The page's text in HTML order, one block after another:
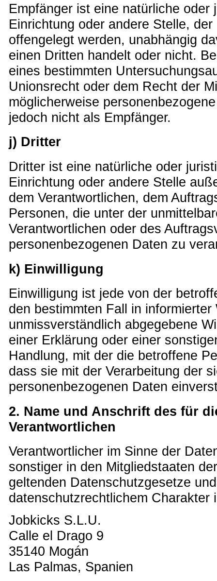
Empfänger ist eine natürliche
Einrichtung oder andere Stelle,
offengelegt werden, unabhängig
einen Dritten handelt oder nicht.
eines bestimmten
Unionsrecht oder dem Recht der
möglicherweise
jedoch nicht als Empfänger.
j) Dritter
Dritter ist eine natürliche oder
Einrichtung oder andere Stelle
dem Verantwortlichen, dem
Personen, die unter der
Verantwortlichen oder des
personenbezogenen Daten zu
k) Einwilligung
Einwilligung ist jede von der
den bestimmten Fall in informierter
unmissverständlich abgegebene
einer Erklärung oder einer
Handlung, mit der die betroffene
dass sie mit der Verarbeitung der
personenbezogenen Daten
2. Name und Anschrift des für
Verantwortlichen
Verantwortlicher im Sinne der
sonstiger in den Mitgliedstaaten
geltenden Datenschutzgesetze
datenschutzrechtlichem Charakter
Jobkicks S.L.U.
Calle el Drago 9
35140 Mogán
Las Palmas, Spanien